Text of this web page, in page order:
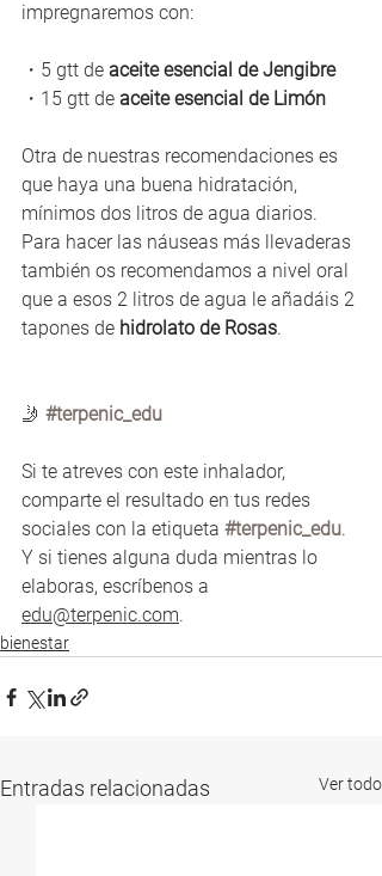
impregnaremos con:
・5 gtt de aceite esencial de Jengibre
・15 gtt de aceite esencial de Limón
Otra de nuestras recomendaciones es
que haya una buena hidratación,
mínimos dos litros de agua diarios.
Para hacer las náuseas más llevaderas
también os recomendamos a nivel oral
que a esos 2 litros de agua le añadáis 2
tapones de hidrolato de Rosas.
🤳 #terpenic_edu
Si te atreves con este inhalador,
comparte el resultado en tus redes
sociales con la etiqueta #terpenic_edu.
Y si tienes alguna duda mientras lo
elaboras, escríbenos a
edu@terpenic.com.
bienestar
Entradas relacionadas Ver todo